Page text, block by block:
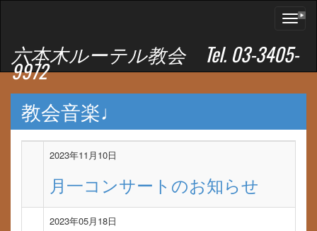
六本木ルーテル教会 Tel. 03-3405-
9972
教会音楽♩
2023年11月10日
月一コンサートのお知らせ
2023年05月18日